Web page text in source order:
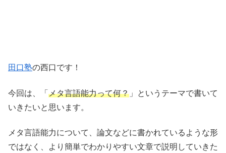
田口塾の西口です！
今回は、「 メタ言語能力って何？ 」というテーマで書いて
いきたいと思います。
メタ言語能力について、論文などに書かれているような形
ではなく、より簡単でわかりやすい文章で説明していきた